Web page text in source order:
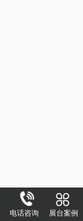
电话咨询 展台案例